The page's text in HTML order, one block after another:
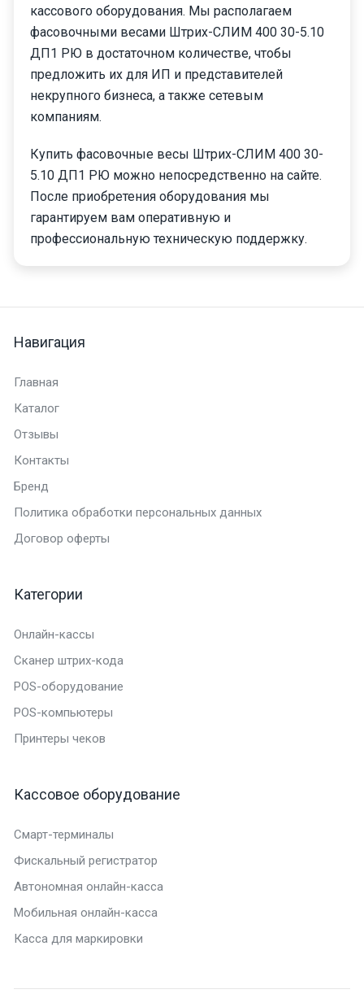
кассового оборудования. Мы располагаем
фасовочными весами Штрих-СЛИМ 400 30-5.10
ДП1 РЮ в достаточном количестве, чтобы
предложить их для ИП и представителей
некрупного бизнеса, а также сетевым
компаниям.
Купить фасовочные весы Штрих-СЛИМ 400 30-
5.10 ДП1 РЮ можно непосредственно на сайте.
После приобретения оборудования мы
гарантируем вам оперативную и
профессиональную техническую поддержку.
Навигация
Главная
Каталог
Отзывы
Контакты
Бренд
Политика обработки персональных данных
Договор оферты
Категории
Онлайн-кассы
Сканер штрих-кода
POS-оборудование
POS-компьютеры
Принтеры чеков
Кассовое оборудование
Смарт-терминалы
Фискальный регистратор
Автономная онлайн-касса
Мобильная онлайн-касса
Касса для маркировки